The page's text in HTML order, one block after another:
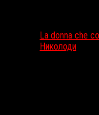
La donna che
Николоди